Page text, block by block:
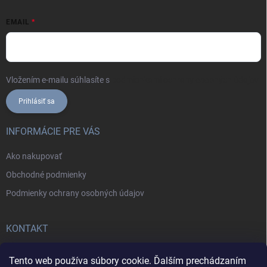
Tento web používa súbory cookie. Ďalším prechádzaním
EMAIL
Vložením e-mailu súhlasíte s
Prihlásiť sa
INFORMÁCIE PRE VÁS
Ako nakupovať
Obchodné podmienky
Podmienky ochrany osobných údajov
KONTAKT
+421902787857